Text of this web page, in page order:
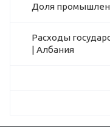
Доля
Расходы
| Албания